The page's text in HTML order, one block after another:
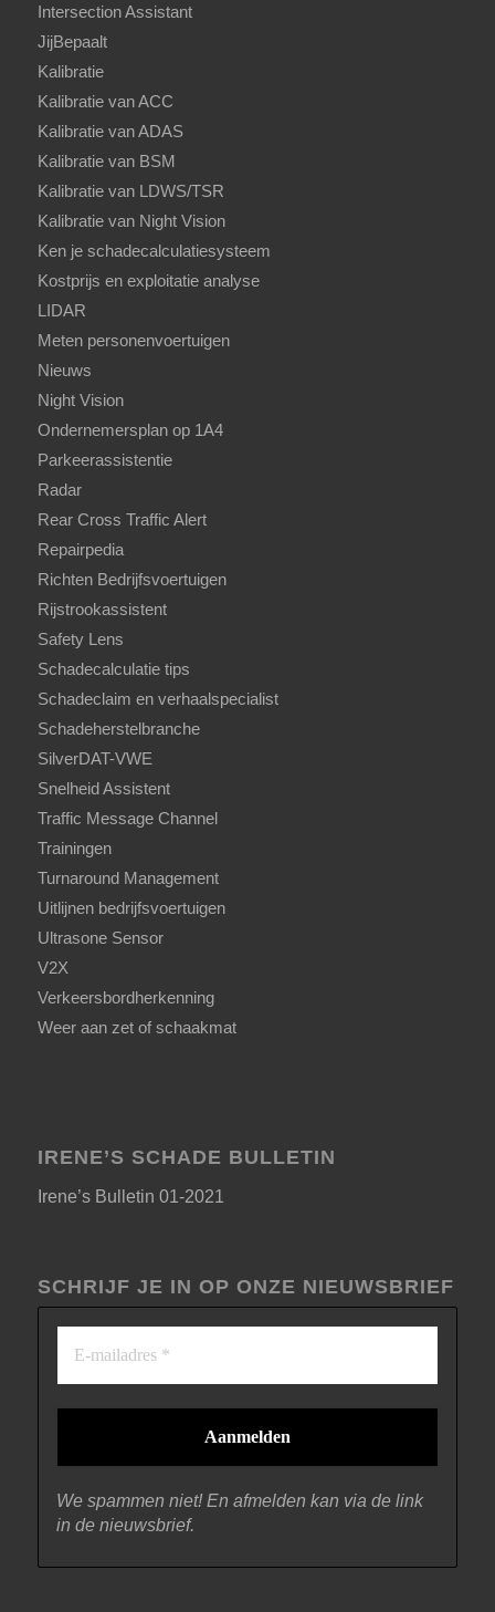
Intersection Assistant
JijBepaalt
Kalibratie
Kalibratie van ACC
Kalibratie van ADAS
Kalibratie van BSM
Kalibratie van LDWS/TSR
Kalibratie van Night Vision
Ken je schadecalculatiesysteem
Kostprijs en exploitatie analyse
LIDAR
Meten personenvoertuigen
Nieuws
Night Vision
Ondernemersplan op 1A4
Parkeerassistentie
Radar
Rear Cross Traffic Alert
Repairpedia
Richten Bedrijfsvoertuigen
Rijstrookassistent
Safety Lens
Schadecalculatie tips
Schadeclaim en verhaalspecialist
Schadeherstelbranche
SilverDAT-VWE
Snelheid Assistent
Traffic Message Channel
Trainingen
Turnaround Management
Uitlijnen bedrijfsvoertuigen
Ultrasone Sensor
V2X
Verkeersbordherkenning
Weer aan zet of schaakmat
IRENE’S SCHADE BULLETIN
Irene’s Bulletin 01-2021
SCHRIJF JE IN OP ONZE NIEUWSBRIEF
We spammen niet! En afmelden kan via de link
in de nieuwsbrief.